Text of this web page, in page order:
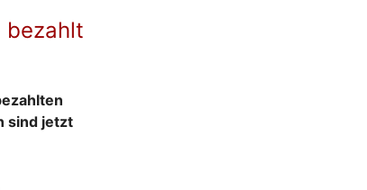
bezahlt
sind jetzt